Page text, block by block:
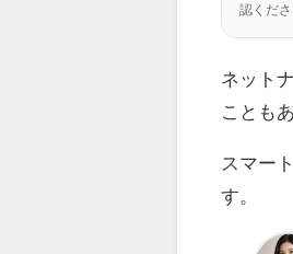
認くださ
ネット
ことも
スマー
す。